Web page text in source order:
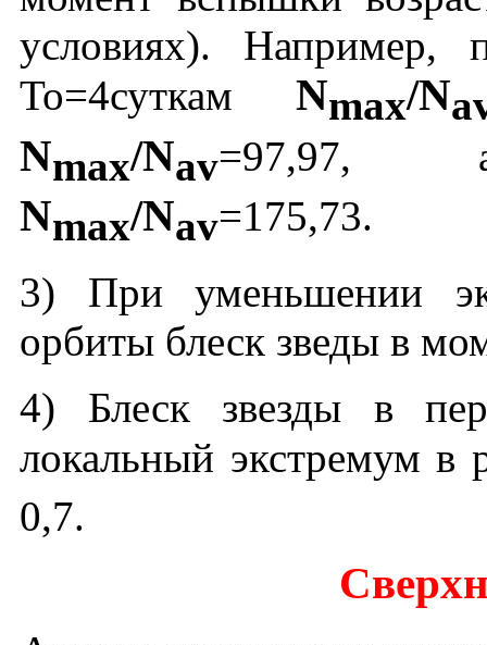
условиях). Например,
То=4суткам Nmax/N
Nmax/Nav=97,97,
Nmax/Nav=175,73.
3) При уменьшении
орбиты блеск зведы в
4) Блеск звезды в
локальный экстремум в
0,7.